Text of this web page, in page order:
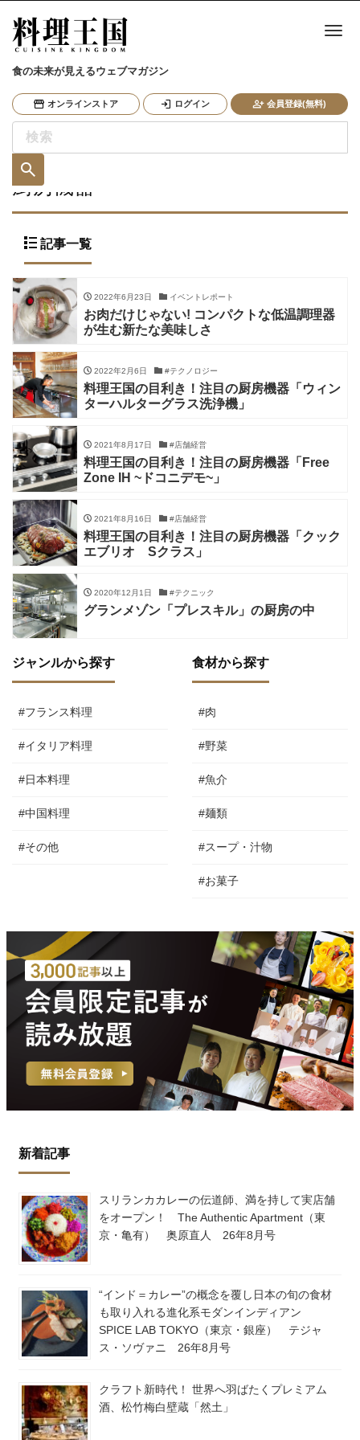
食の未来が見えるウェブマガジン
オンラインストア ログイン 会員登録(無料)
ナ
厨房機器
記事一覧
2022年6月23日 イベントレポート
お肉だけじゃない! コンパクトな低温調理器
が生む新たな美味しさ
2022年2月6日 #テクノロジー
料理王国の目利き！注目の厨房機器「ウィン
ターハルターグラス洗浄機」
2021年8月17日 #店舗経営
料理王国の目利き！注目の厨房機器「Free
Zone IH ~ドコニデモ~」
2021年8月16日 #店舗経営
料理王国の目利き！注目の厨房機器「クック
エブリオ Sクラス」
2020年12月1日 #テクニック
グランメゾン「プレスキル」の厨房の中
ジャンルから探す
#フランス料理
#イタリア料理
#日本料理
#中国料理
#その他
食材から探す
#肉
#野菜
#魚介
#麺類
#スープ・汁物
#お菓子
新着記事
スリランカカレーの伝道師、満を持して実店舗
をオープン！ The Authentic Apartment（東
京・亀有） 奥原直人 26年8月号
“インド＝カレー”の概念を覆し日本の旬の食材
も取り入れる進化系モダンインディアン
SPICE LAB TOKYO（東京・銀座） テジャ
ス・ソヴァニ 26年8月号
クラフト新時代！ 世界へ羽ばたくプレミアム
酒、松竹梅白壁蔵「然土」